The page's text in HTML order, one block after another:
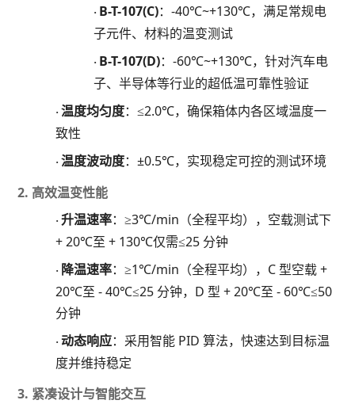
· B-T-107(C)：-40℃~+130℃，满足常规电
子元件、材料的温变测试
· B-T-107(D)：-60℃~+130℃，针对汽车电
子、半导体等行业的超低温可靠性验证
·温度均匀度：≤2.0℃，确保箱体内各区域温度一
致性
·温度波动度：±0.5℃，实现稳定可控的测试环境
2. 高效温变性能
·升温速率：≥3℃/min（全程平均），空载测试下
+ 20℃至 + 130℃仅需≤25 分钟
· 降温速率：≥1℃/min（全程平均），C 型空载 +
20℃至 - 40℃≤25 分钟，D 型 + 20℃至 - 60℃≤50
分钟
·动态响应：采用智能 PID 算法，快速达到目标温
度并维持稳定
3. 紧凑设计与智能交互